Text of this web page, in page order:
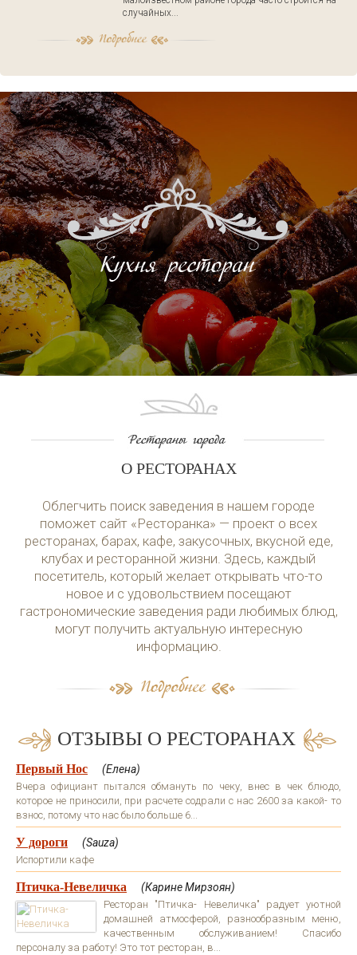
случайных...
О РЕСТОРАНАХ
Облегчить поиск заведения в нашем городе
поможет сайт «Ресторанка» — проект о всех
ресторанах, барах, кафе, закусочных, вкусной еде,
клубах и ресторанной жизни. Здесь, каждый
посетитель, который желает открывать что-то
новое и с удовольствием посещают
гастрономические заведения ради любимых блюд,
могут получить актуальную интересную
информацию.
ОТЗЫВЫ О РЕСТОРАНАХ
Первый Нос (Елена)
Вчера официант пытался обмануть по чеку, внес в чек блюдо,
которое не приносили, при расчете содрали с нас 2600 за какой- то
взнос, потому что нас было больше 6...
У дороги (Sauza)
Испортили кафе
Птичка-Невеличка (Карине Мирзоян)
Ресторан "Птичка- Невеличка" радует уютной
домашней атмосферой, разнообразным меню,
качественным обслуживанием! Спасибо
персоналу за работу! Это тот ресторан, в...